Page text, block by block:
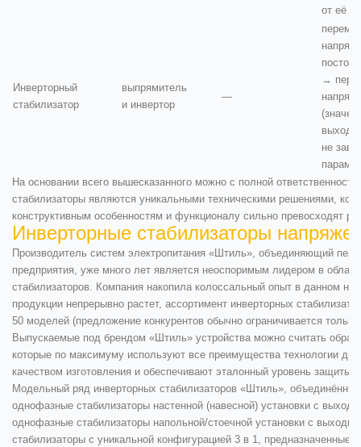
от её
Инверторный
стабилизатор
выпрямитель
и инвертор
—
→
не
На основании всего вышесказанного можно с полной
стабилизаторы являются уникальными техническими решениями,
конструктивным особенностям и функционалу сильно превосходят
Инверторные стабилизаторы
Производитель систем электропитания «Штиль», объединяющий
предприятия, уже много лет является неоспоримым лидером в
стабилизаторов. Компания накопила колоссальный опыт в данном
продукции непрерывно растет, ассортимент инверторных
50 моделей (предложение конкурентов обычно ограничивается
Выпускаемые под брендом «Штиль» устройства можно считать
которые по максимуму используют все преимущества технологии
качеством изготовления и обеспечивают эталонный уровень защиты
Модельный ряд инверторных стабилизаторов «Штиль»,
однофазные стабилизаторы настенной (навесной) установки с
однофазные стабилизаторы напольной/стоечной установки с
стабилизаторы с уникальной конфигурацией 3 в 1, предназначенные